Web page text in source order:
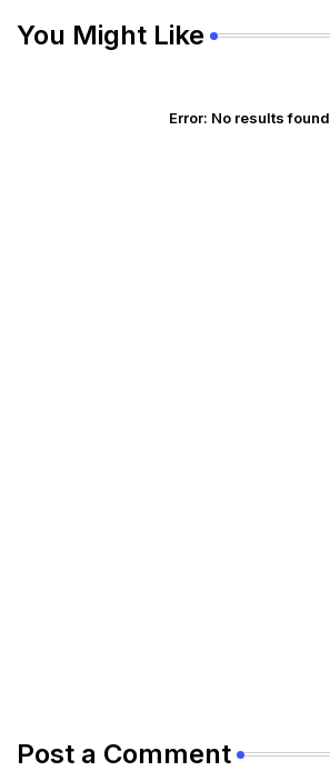
You Might Like
Error: No results found
Post a Comment